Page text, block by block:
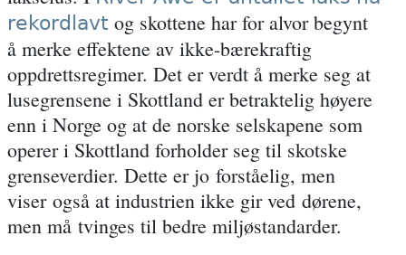
rekordlavt og skottene har for alvor begynt
å merke effektene av ikke-bærekraftig
oppdrettsregimer. Det er verdt å merke seg at
lusegrensene i Skottland er betraktelig høyere
enn i Norge og at de norske selskapene som
operer i Skottland forholder seg til skotske
grenseverdier. Dette er jo forståelig, men
viser også at industrien ikke gir ved dørene,
men må tvinges til bedre miljøstandarder.